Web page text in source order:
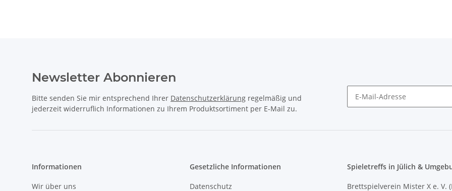
Newsletter Abonnieren
Bitte senden Sie mir entsprechend Ihrer Datenschutzerklärung regelmäßig und
jederzeit widerruflich Informationen zu Ihrem Produktsortiment per E-Mail zu.
Informationen
Wir über uns
Gesetzliche Informationen
Datenschutz
Spieletreffs in Jülich &
Brettspielverein Mister X e. V.